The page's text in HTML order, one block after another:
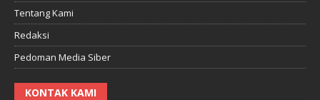
Tentang Kami
Redaksi
Pedoman Media Siber
KONTAK KAMI